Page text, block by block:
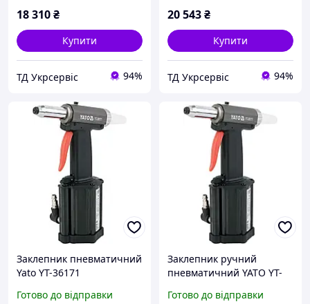
18 310₴
Купити
ТД Укрсервіс 94%
20 543₴
Купити
ТД Укрсервіс 94%
Заклепник пневматичний
Yato YT-36171
Готово до відправки
Заклепник ручний
пневматичний YATO YT-
Готово до відправки